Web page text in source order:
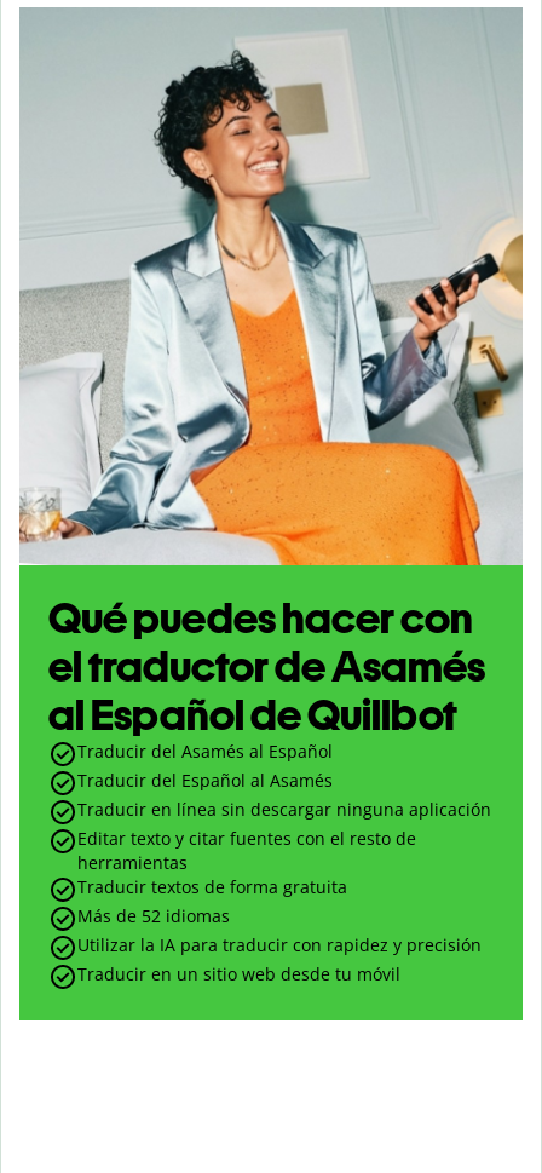
Qué puedes hacer con
el traductor de Asamés
al Español de Quillbot
Traducir del Asamés al Español
Traducir del Español al Asamés
Traducir en línea sin descargar ninguna aplicación
Editar texto y citar fuentes con el resto de
herramientas
Traducir textos de forma gratuita
Más de 52 idiomas
Utilizar la IA para traducir con rapidez y precisión
Traducir en un sitio web desde tu móvil